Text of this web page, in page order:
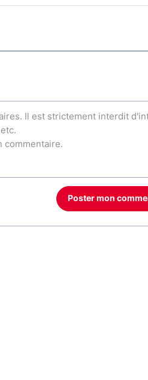
Poster mon